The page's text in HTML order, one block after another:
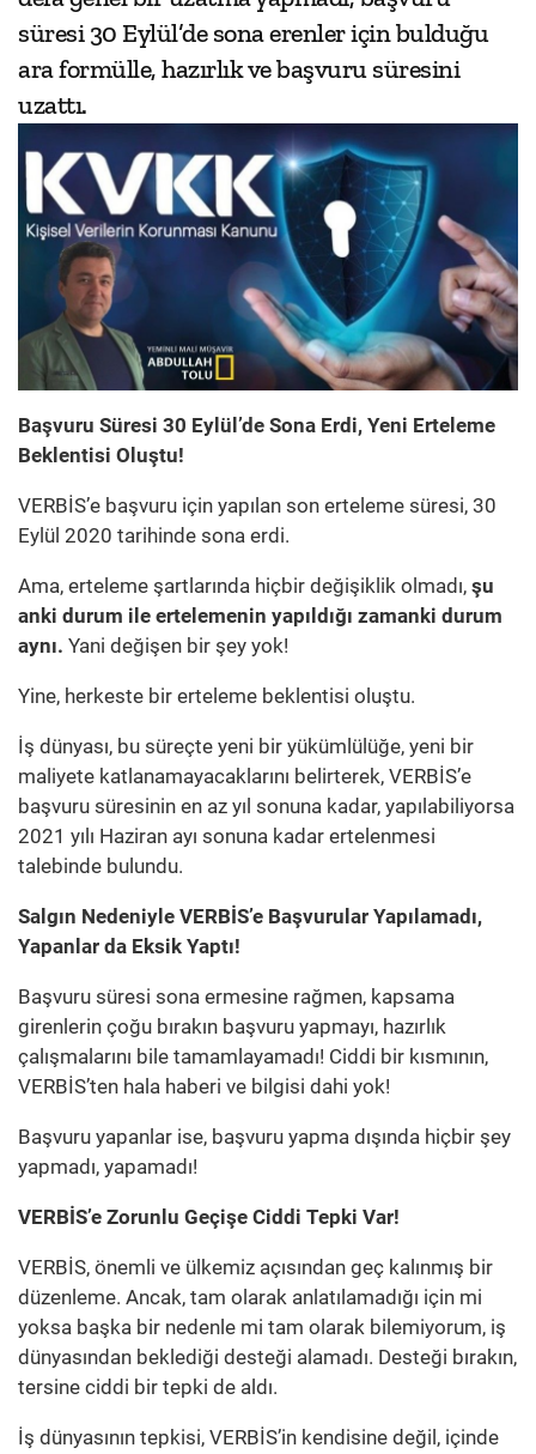
süresi 30 Eylül’de sona erenler için bulduğu
ara formülle, hazırlık ve başvuru süresini
uzattı.
Başvuru Süresi 30 Eylül’de Sona Erdi, Yeni Erteleme
Beklentisi Oluştu!
VERBİS’e başvuru için yapılan son erteleme süresi, 30
Eylül 2020 tarihinde sona erdi.
Ama, erteleme şartlarında hiçbir değişiklik olmadı, şu
anki durum ile ertelemenin yapıldığı zamanki durum
aynı. Yani değişen bir şey yok!
Yine, herkeste bir erteleme beklentisi oluştu.
İş dünyası, bu süreçte yeni bir yükümlülüğe, yeni bir
maliyete katlanamayacaklarını belirterek, VERBİS’e
başvuru süresinin en az yıl sonuna kadar, yapılabiliyorsa
2021 yılı Haziran ayı sonuna kadar ertelenmesi
talebinde bulundu.
Salgın Nedeniyle VERBİS’e Başvurular Yapılamadı,
Yapanlar da Eksik Yaptı!
Başvuru süresi sona ermesine rağmen, kapsama
girenlerin çoğu bırakın başvuru yapmayı, hazırlık
çalışmalarını bile tamamlayamadı! Ciddi bir kısmının,
VERBİS’ten hala haberi ve bilgisi dahi yok!
Başvuru yapanlar ise, başvuru yapma dışında hiçbir şey
yapmadı, yapamadı!
VERBİS’e Zorunlu Geçişe Ciddi Tepki Var!
VERBİS, önemli ve ülkemiz açısından geç kalınmış bir
düzenleme. Ancak, tam olarak anlatılamadığı için mi
yoksa başka bir nedenle mi tam olarak bilemiyorum, iş
dünyasından beklediği desteği alamadı. Desteği bırakın,
tersine ciddi bir tepki de aldı.
İş dünyasının tepkisi, VERBİS’in kendisine değil, içinde